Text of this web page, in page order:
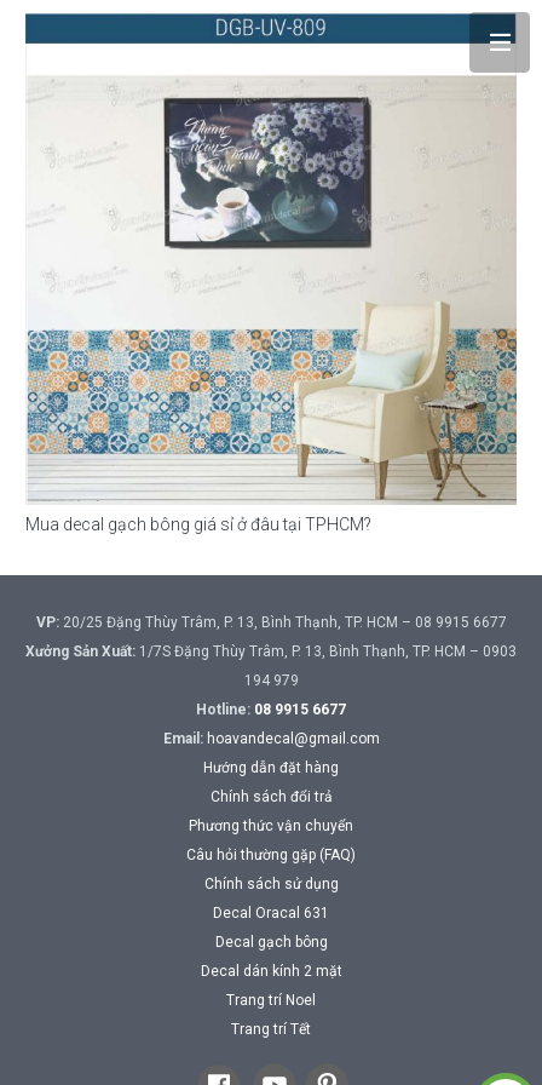
Mua decal gạch bông giá sỉ ở đâu tại TPHCM?
VP:20/25 Đặng Thùy Trâm, P. 13, Bình Thạnh, TP. HCM – 08 9915 6677
Xưởng Sản Xuất: 1/7S Đặng Thùy Trâm, P. 13, Bình Thạnh, TP. HCM – 0903
194 979
Hotline: 08 9915 6677
Email: hoavandecal@gmail.com
Hướng dẫn đặt hàng
Chính sách đổi trả
Phương thức vận chuyển
Câu hỏi thường gặp (FAQ)
Chính sách sử dụng
Decal Oracal 631
Decal gạch bông
Decal dán kính 2 mặt
Trang trí Noel
Trang trí Tết